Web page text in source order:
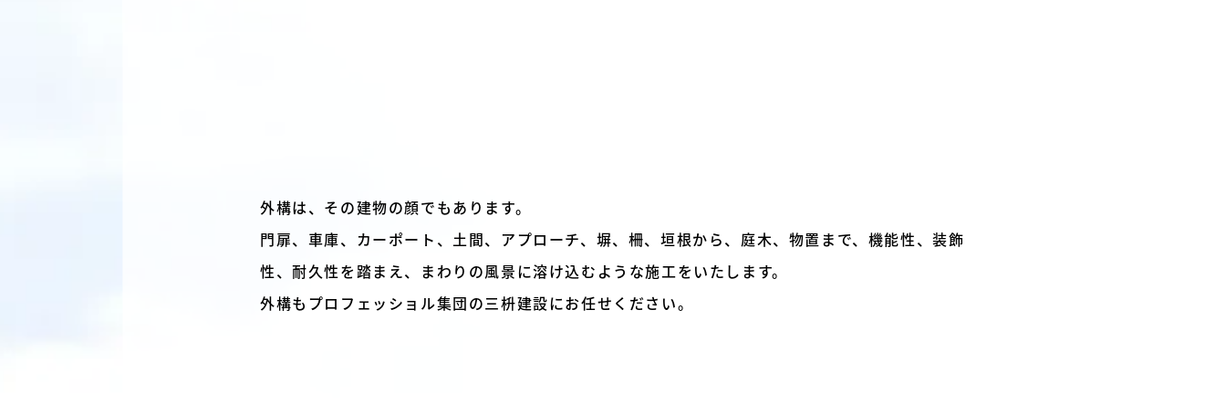
外構は、その建物の顔でもあります。
門扉、車庫、カーポート、土間、アプローチ、塀、柵、垣根から、庭木、物置まで、機能性、装飾
性、耐久性を踏まえ、まわりの風景に溶け込むような施工をいたします。
外構もプロフェッショル集団の三枡建設にお任せください。